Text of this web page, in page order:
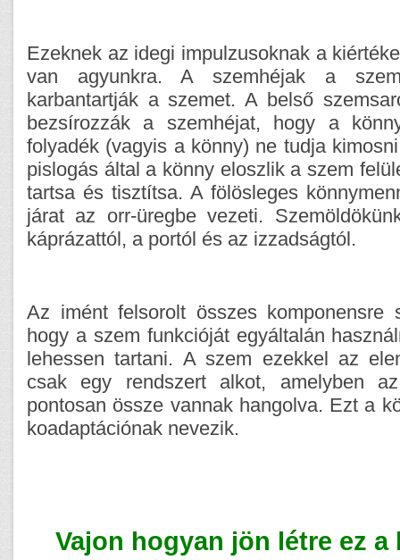
Ezeknek az idegi impulzusoknak a
van agyunkra. A szemhéjak a
karbantartják a szemet. A belső
bezsírozzák a szemhéjat, hogy a
folyadék (vagyis a könny) ne tudja
pislogás által a könny eloszlik a szem
tartsa és tisztítsa. A fölösleges
járat az orr-üregbe vezeti.
káprázattól, a portól és az izzadságtól.
Az imént felsorolt összes komponensre
hogy a szem funkcióját egyáltalán
lehessen tartani. A szem ezekkel az
csak egy rendszert alkot, amelyben
pontosan össze vannak hangolva. Ezt a
koadaptációnak nevezik.
Vajon hogyan jön létre ez a